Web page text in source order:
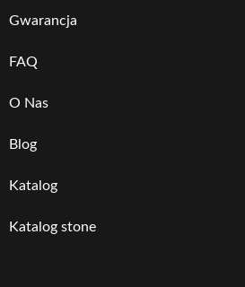
Gwarancja
FAQ
O Nas
Blog
Katalog
Katalog stone